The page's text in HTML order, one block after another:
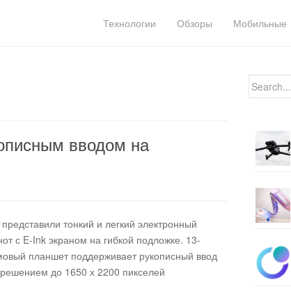
Технологии
Обзоры Мобильные
вводом на
тонкий и легкий электронный
с E-Ink экраном на гибкой подложке. 13-
планшет поддерживает рукописный ввод
до 1650 х 2200 пикселей
Search for: